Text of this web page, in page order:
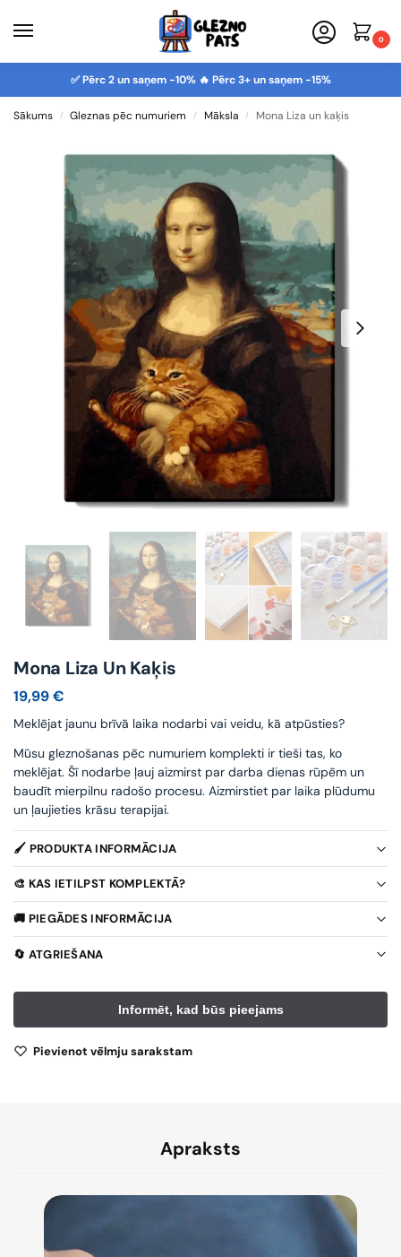
0
✅ Pērc 2 un saņem -10% 🔥 Pērc 3+ un saņem -15%
Sākums / Gleznas pēc numuriem / Māksla / Mona Liza un kaķis
Mona Liza Un Kaķis
19,99€
Meklējat jaunu brīvā laika nodarbi vai veidu, kā atpūsties?
Mūsu gleznošanas pēc numuriem komplekti ir tieši tas, ko
meklējat. Šī nodarbe ļauj aizmirst par darba dienas rūpēm un
baudīt mierpilnu radošo procesu. Aizmirstiet par laika plūdumu
un ļaujieties krāsu terapijai.
🖌️ PRODUKTA INFORMĀCIJA
🎨 KAS IETILPST KOMPLEKTĀ?
🚚 PIEGĀDES INFORMĀCIJA
🔄 ATGRIEŠANA
Pievienot vēlmju sarakstam
Apraksts